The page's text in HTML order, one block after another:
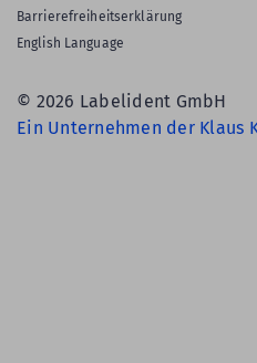
Barrierefreiheitserklärung
English Language
© 2026 Labelident GmbH
Ein Unternehmen der Klaus